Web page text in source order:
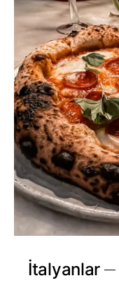
İtalyanlar